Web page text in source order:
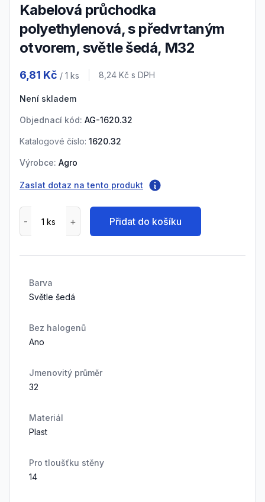
Kabelová průchodka
polyethylenová, s předvrtaným
otvorem, světle šedá, M32
6,81 Kč / 1 ks Cena s DPH
8,24 Kč s DPH
Není skladem
Objednací kód: AG-1620.32
Katalogové číslo: 1620.32
Výrobce: Agro
Zaslat dotaz na tento produkt
Přidat do košíku
Barva
Světle šedá
Bez halogenů
Ano
Jmenovitý průměr
32
Materiál
Plast
Pro tloušťku stěny
14